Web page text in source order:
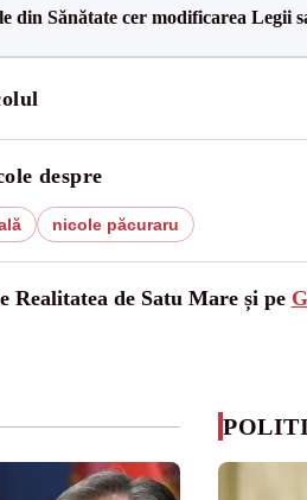
din Sănătate cer modificarea Legii
despre
nicole păcuraru
Realitatea de Satu Mare și pe